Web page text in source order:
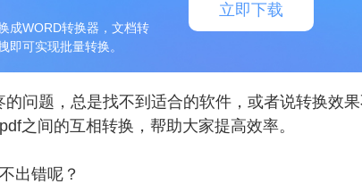
成WORD转换器，文档转
即可实现批量转换。
立即下载
问题，总是找不到适合的软件，或者说转换效
之间的互相转换，帮助大家提高效率。
出错呢？